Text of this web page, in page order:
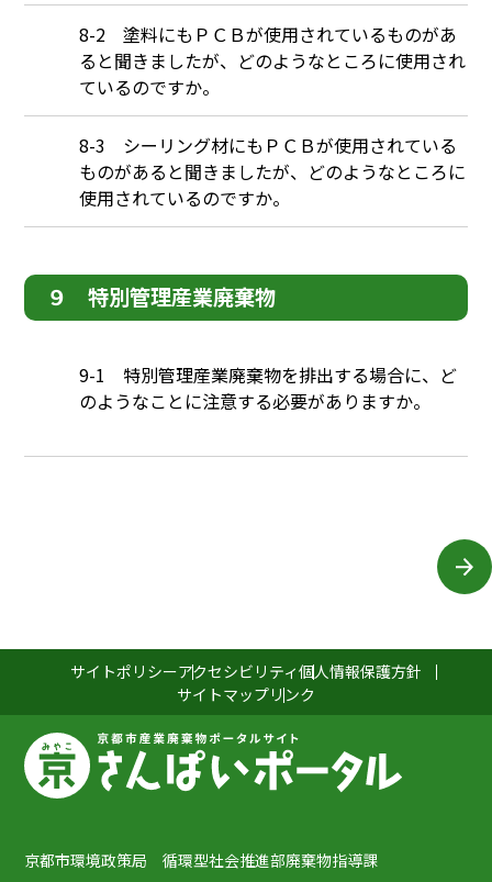
8-2 塗料にもＰＣＢが使用されているものがあ
ると聞きましたが、どのようなところに使用され
ているのですか。
8-3 シーリング材にもＰＣＢが使用されている
ものがあると聞きましたが、どのようなところに
使用されているのですか。
９ 特別管理産業廃棄物
9-1 特別管理産業廃棄物を排出する場合に、ど
のようなことに注意する必要がありますか。
サイトポリシーアクセシビリティ個人情報保護方針
サイトマップリンク
京都市環境政策局 循環型社会推進部廃棄物指導課